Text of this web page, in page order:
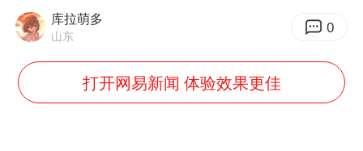
暑期研学游升温 在旅途中增长知识
库拉萌多
山东 0
打开网易新闻 体验效果更佳